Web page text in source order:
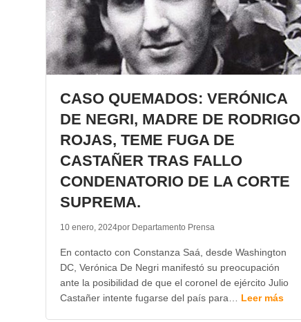
CASO QUEMADOS: VERÓNICA
DE NEGRI, MADRE DE RODRIGO
ROJAS, TEME FUGA DE
CASTAÑER TRAS FALLO
CONDENATORIO DE LA CORTE
SUPREMA.
10 enero, 2024por Departamento Prensa
En contacto con Constanza Saá, desde Washington
DC, Verónica De Negri manifestó su preocupación
ante la posibilidad de que el coronel de ejército Julio
Castañer intente fugarse del país para… Leer más